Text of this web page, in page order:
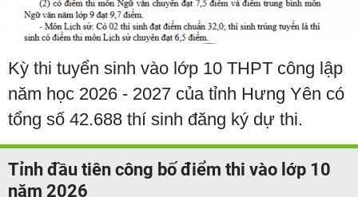
Kỳ thi tuyển sinh vào lớp 10 THPT công lập
năm học 2026 - 2027 của tỉnh Hưng Yên có
tổng số 42.688 thí sinh đăng ký dự thi.
Tỉnh đầu tiên công bố điểm thi vào lớp 10
năm 2026